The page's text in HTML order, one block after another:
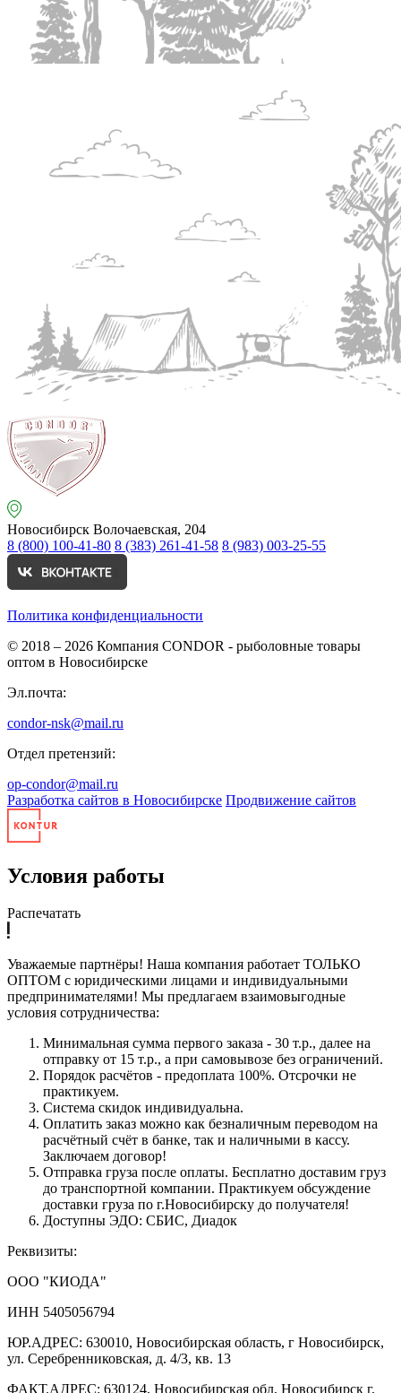
Новосибирск Волочаевская, 204
8 (800) 100-41-80 8 (383) 261-41-58 8 (983) 003-25-55
Политика конфиденциальности
© 2018 – 2026 Компания CONDOR - рыболовные товары
оптом в Новосибирске
Эл.почта:
condor-nsk@mail.ru
Отдел претензий:
op-condor@mail.ru
Разработка сайтов в Новосибирске Продвижение сайтов
Условия работы
Распечатать
Уважаемые партнёры! Наша компания работает ТОЛЬКО
ОПТОМ с юридическими лицами и индивидуальными
предпринимателями! Мы предлагаем взаимовыгодные
условия сотрудничества:
Минимальная сумма первого заказа - 30 т.р., далее на
отправку от 15 т.р., а при самовывозе без ограничений.
Порядок расчётов - предоплата 100%. Отсрочки не
практикуем.
Система скидок индивидуальна.
Оплатить заказ можно как безналичным переводом на
расчётный счёт в банке, так и наличными в кассу.
Заключаем договор!
Отправка груза после оплаты. Бесплатно доставим груз
до транспортной компании. Практикуем обсуждение
доставки груза по г.Новосибирску до получателя!
Доступны ЭДО: СБИС, Диадок
Реквизиты:
ООО "КИОДА"
ИНН 5405056794
ЮР.АДРЕС: 630010, Новосибирская область, г Новосибирск,
ул. Серебренниковская, д. 4/3, кв. 13
ФАКТ.АДРЕС: 630124, Новосибирская обл, Новосибирск г,